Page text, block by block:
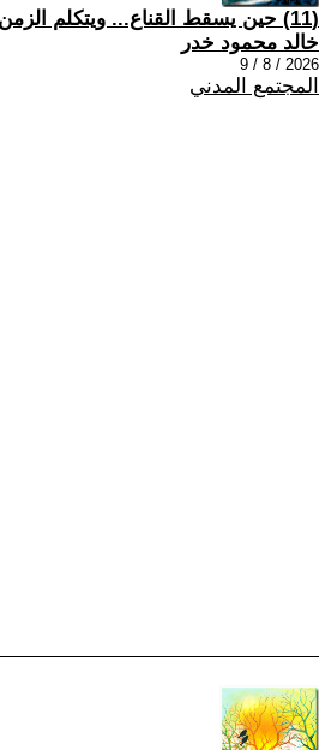
(11) حين يسقط القناع... ويتكلم الزمن
خالد محمود خدر
2026 / 8 / 9
المجتمع المدني